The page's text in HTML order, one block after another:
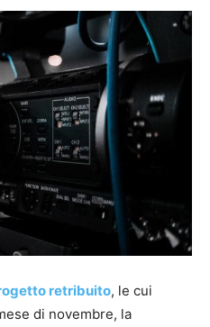
retribuito, le cui
di novembre, la